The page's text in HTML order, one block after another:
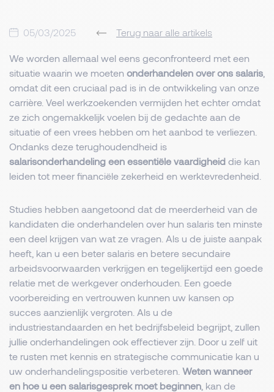
05/03/2025 Terug naar alle artikels
We worden allemaal wel eens geconfronteerd met een
situatie waarin we moeten onderhandelen over ons salaris
omdat dit een cruciaal pad is in de ontwikkeling van onze
carrière. Veel werkzoekenden vermijden het echter omdat
ze zich ongemakkelijk voelen bij de gedachte aan de
situatie of een vrees hebben om het aanbod te verliezen.
Ondanks deze terughoudendheid is
salarisonderhandeling een essentiële vaardigheid die kan
leiden tot meer financiële zekerheid en werktevredenheid.
Studies hebben aangetoond dat de meerderheid van de
kandidaten die onderhandelen over hun salaris ten minste
een deel krijgen van wat ze vragen. Als u de juiste aanpak
heeft, kan u een beter salaris en betere secundaire
arbeidsvoorwaarden verkrijgen en tegelijkertijd een goede
relatie met de werkgever onderhouden. Een goede
voorbereiding en vertrouwen kunnen uw kansen op
succes aanzienlijk vergroten. Als u de
industriestandaarden en het bedrijfsbeleid begrijpt, zullen
jullie onderhandelingen ook effectiever zijn. Door u zelf uit
te rusten met kennis en strategische communicatie kan u
uw onderhandelingspositie verbeteren. Weten wanneer
en hoe u een salarisgesprek moet beginnen , kan de